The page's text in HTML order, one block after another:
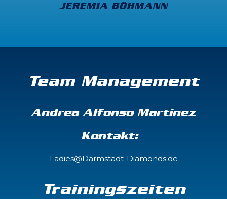
JEREMIA BÖHMANN
Team Management
Andrea Alfonso Martinez
Kontakt:
Ladies@Darmstadt-Diamonds.de
Trainingszeiten